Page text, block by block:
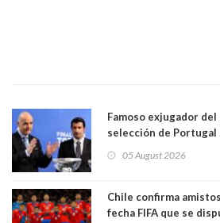
Famoso exjugador
selección de Portugal
comportamiento más
05 August 2026
Chile confirma
fecha FIFA que se